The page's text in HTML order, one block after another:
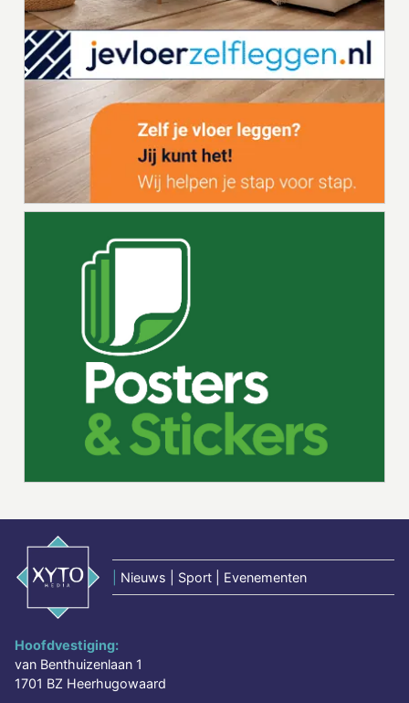
Nieuws | Sport | Evenementen
Hoofdvestiging:
van Benthuizenlaan 1
1701 BZ Heerhugowaard